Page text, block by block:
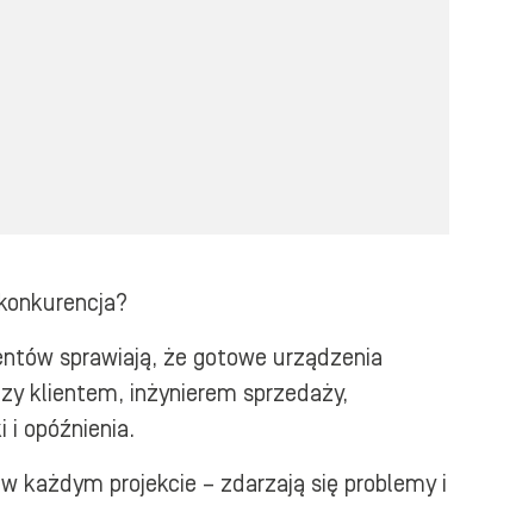
sprawiają, że gotowe urządzenia
klientem, inżynierem sprzedaży,
i opóźnienia.
każdym projekcie – zdarzają się problemy i